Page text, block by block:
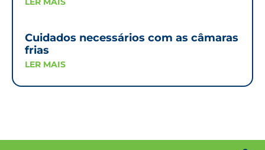
Cuidados necessários com as câmaras
frias
LER MAIS